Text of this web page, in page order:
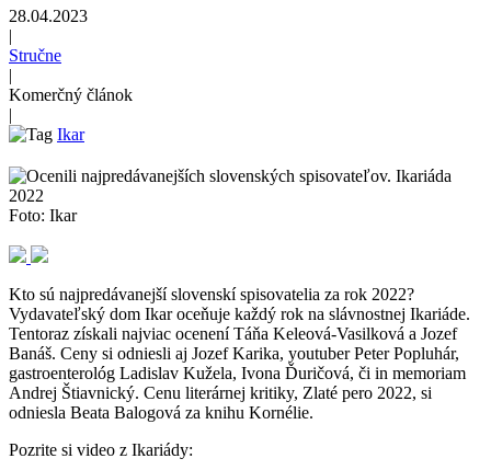
28.04.2023
|
Stručne
|
Komerčný článok
|
Ikar
Foto: Ikar
Kto sú najpredávanejší slovenskí spisovatelia za rok 2022?
Vydavateľský dom Ikar oceňuje každý rok na slávnostnej Ikariáde.
Tentoraz získali najviac ocenení Táňa Keleová-Vasilková a Jozef
Banáš. Ceny si odniesli aj Jozef Karika, youtuber Peter Popluhár,
gastroenterológ Ladislav Kužela, Ivona Ďuričová, či in memoriam
Andrej Štiavnický. Cenu literárnej kritiky, Zlaté pero 2022, si
odniesla Beata Balogová za knihu Kornélie.
Pozrite si video z Ikariády: